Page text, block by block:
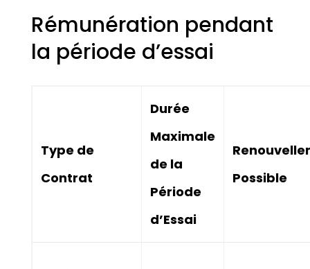
Rémunération pendant
la période d’essai
Type de
Contrat
Durée
Maximale
de la
Période
d’Essai
Possible